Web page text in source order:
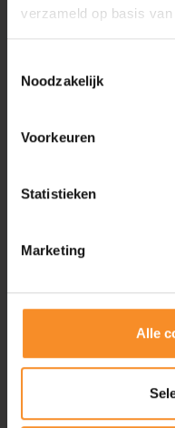
verzameld op basis
Noodzakelijk
Voorkeuren
Statistieken
Marketing
Alle
Nee Ja
laat zien hoe je deze
Nee
Leki Trailclinic:
je leer de stokken juist
onder begeleiding om
Nee Ja
Workshop optimaal